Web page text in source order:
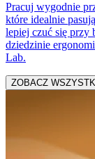
Pracuj wygodnie
które idealnie
lepiej czuć się przy
dziedzinie
Lab.
ZOBACZ